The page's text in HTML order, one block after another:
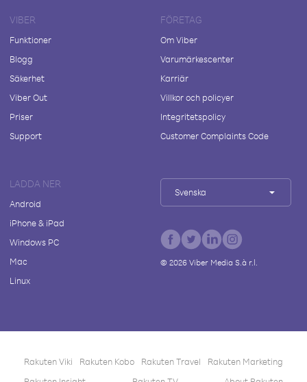
VIBER
Funktioner
Blogg
Säkerhet
Viber Out
Priser
Support
FÖRETAG
Om Viber
Varumärkescenter
Karriär
Villkor och policyer
Integritetspolicy
Customer Complaints Code
LADDA NER
Android
iPhone & iPad
Windows PC
Mac
Linux
Svenska
© 2026Viber Media S.à r.l.
Rakuten Viki Rakuten Kobo Rakuten Travel
Rakuten Marketing